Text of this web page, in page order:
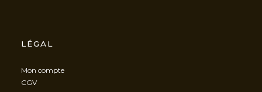
LÉGAL
Mon compte
CGV